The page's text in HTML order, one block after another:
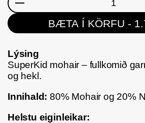
Magn
BÆTA Í KÖRFU -
Lýsing
SuperKid mohair – fullkomið
og hekl.
Innihald: 80% Mohair og 20%
Helstu eiginleikar: